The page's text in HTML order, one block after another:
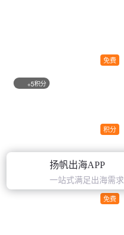
扬帆出海APP
一站式满足出海需求
免费
+5积分
积分
免费